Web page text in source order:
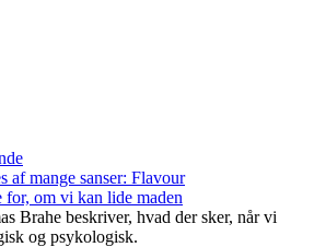
af mange sanser: Flavour
om vi kan lide maden
Brahe beskriver, hvad der sker, når vi
og psykologisk.